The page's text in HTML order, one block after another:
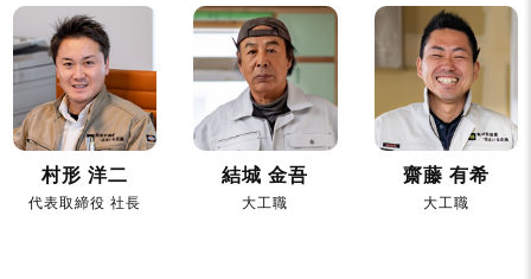
村形 洋二
代表取締役 社長
結城 金吾
大工職
齋藤 有希
大工職